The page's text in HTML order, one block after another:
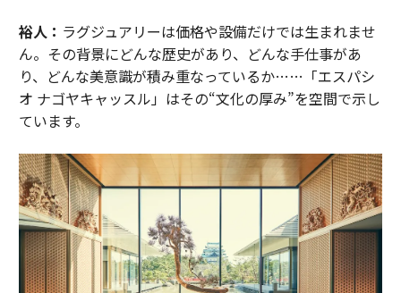
裕人： ラグジュアリーは価格や設備だけでは生まれませ
ん。その背景にどんな歴史があり、どんな手仕事があ
り、どんな美意識が積み重なっているか……「エスパシ
オ ナゴヤキャッスル」はその“文化の厚み”を空間で示し
ています。